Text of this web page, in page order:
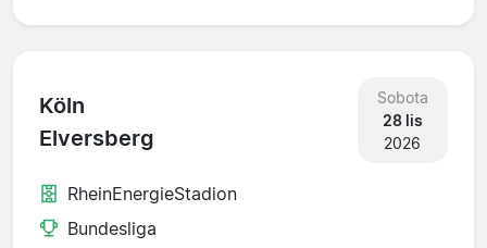
Köln
Elversberg
Sobota
28 lis
2026
RheinEnergieStadion
Bundesliga